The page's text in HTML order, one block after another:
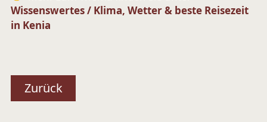
Wissenswertes / Klima, Wetter & beste Reisezeit
in Kenia
Zurück